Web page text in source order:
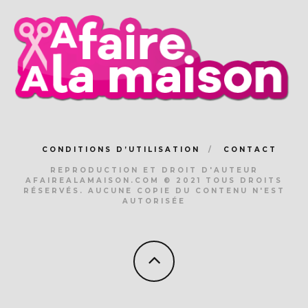
CONDITIONS D’UTILISATION CONTACT
REPRODUCTION ET DROIT D'AUTEUR
AFAIREALAMAISON.COM © 2021 TOUS DROITS
RÉSERVÉS. AUCUNE COPIE DU CONTENU N'EST
AUTORISÉE